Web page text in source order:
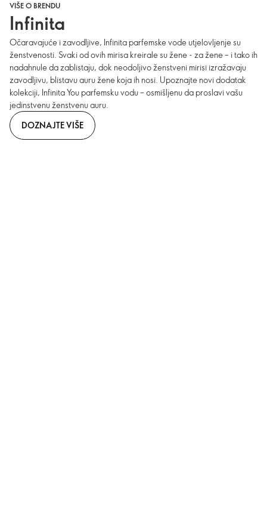
VIŠE O BRENDU
Infinita
Očaravajuće i zavodljive, Infinita parfemske vode utjelovljenje su
ženstvenosti. Svaki od ovih mirisa kreirale su žene - za žene – i tako ih
nadahnule da zablistaju, dok neodoljivo ženstveni mirisi izražavaju
zavodljivu, blistavu auru žene koja ih nosi. Upoznajte novi dodatak
kolekciji, Infinita You parfemsku vodu – osmišljenu da proslavi vašu
jedinstvenu ženstvenu auru.
DOZNAJTE VIŠE